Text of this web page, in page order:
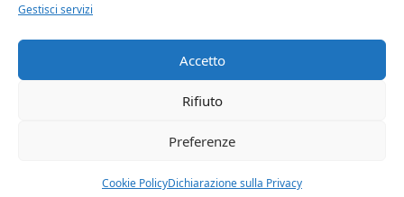
Gestisci servizi
Accetto
Rifiuto
Preferenze
Cookie PolicyDichiarazione sulla Privacy
fiscale / Partita Iva: 00124360538 – Portale progettato e
Italiano